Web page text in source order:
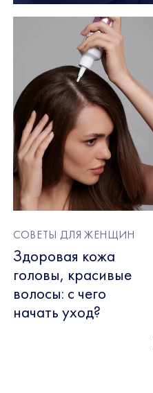
СОВЕТЫ ДЛЯ ЖЕНЩИН
Здоровая кожа
головы, красивые
волосы: с чего
начать уход?